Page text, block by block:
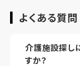
よくある質問
介護施設探し
すか？